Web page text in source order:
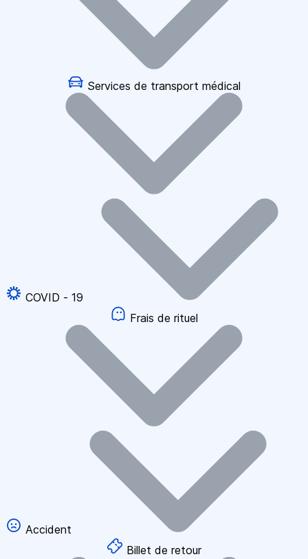
Services de transport médical
COVID - 19
Frais de rituel
Accident
Billet de retour